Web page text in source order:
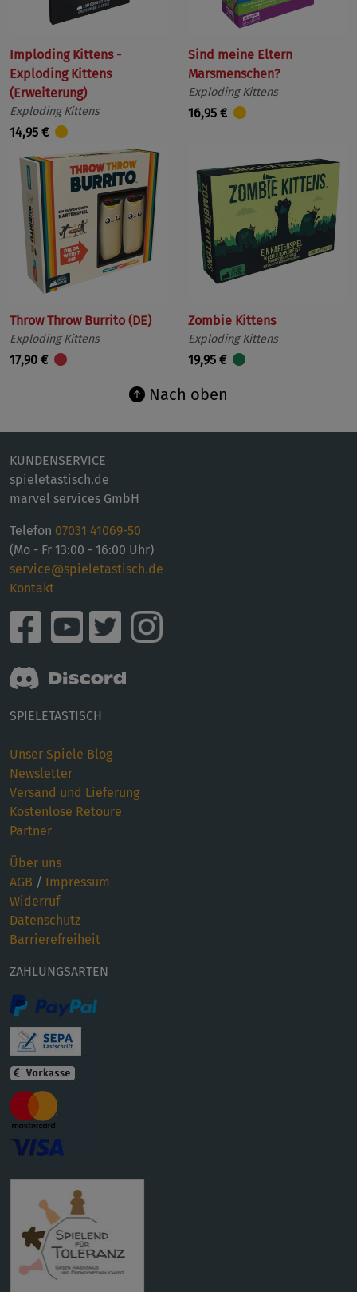
Imploding Kittens -
Exploding Kittens
(Erweiterung)
Exploding Kittens
14,95 €
Sind meine Eltern
Marsmenschen?
Exploding Kittens
16,95 €
Throw Throw Burrito (DE)
Exploding Kittens
17,90 €
Zombie Kittens
Exploding Kittens
19,95 €
Nach oben
KUNDENSERVICE
spieletastisch.de
marvel services GmbH
Telefon 07031 41069-50
(Mo - Fr 13:00 - 16:00 Uhr)
service@spieletastisch.de
Kontakt
SPIELETASTISCH
Unser Spiele Blog
Newsletter
Versand und Lieferung
Kostenlose Retoure
Partner
Über uns
AGB / Impressum
Widerruf
Datenschutz
Barrierefreiheit
ZAHLUNGSARTEN